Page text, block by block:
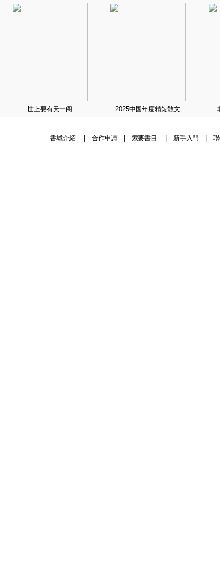
世上要有天一阁 2025中国年度精短散文
書城介紹 合作申請| 索要書目 新手入門